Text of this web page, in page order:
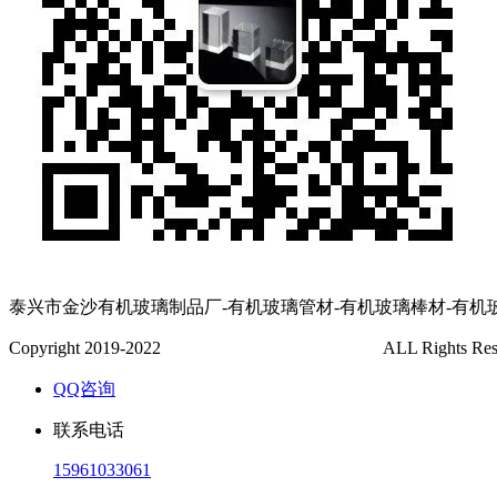
泰兴市金沙有机玻璃制品厂-有机玻璃管材-有机玻璃棒材-有机
Copyright 2019-2022 ALL Rights
QQ咨询
联系电话
15961033061